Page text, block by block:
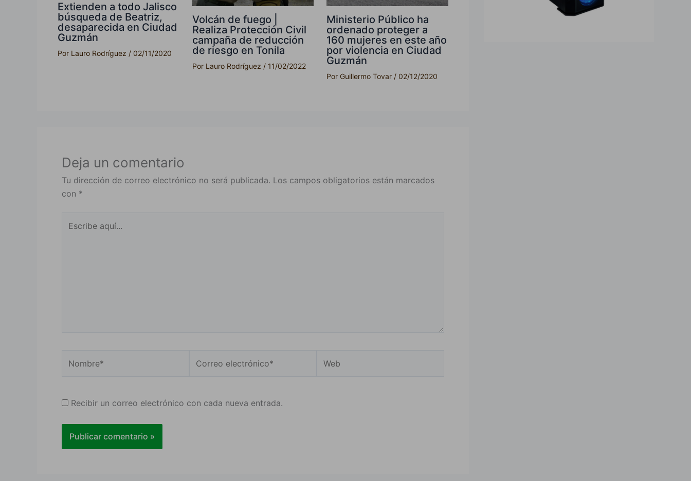
Extienden a todo Jalisco
búsqueda de Beatriz,
desaparecida en Ciudad
Guzmán
Por Lauro Rodríguez / 02/11/2020
Volcán de fuego |
Realiza Protección Civil
campaña de reducción
de riesgo en Tonila
Por Lauro Rodríguez / 11/02/2022
Ministerio Público ha
ordenado proteger a
160 mujeres en este año
por violencia en Ciudad
Guzmán
Por Guillermo Tovar / 02/12/2020
Deja un comentario
Tu dirección de correo electrónico no será publicada. Los campos obligatorios están marcados
con *
aquí...
electrónico*
Recibir un correo electrónico con cada nueva entrada.